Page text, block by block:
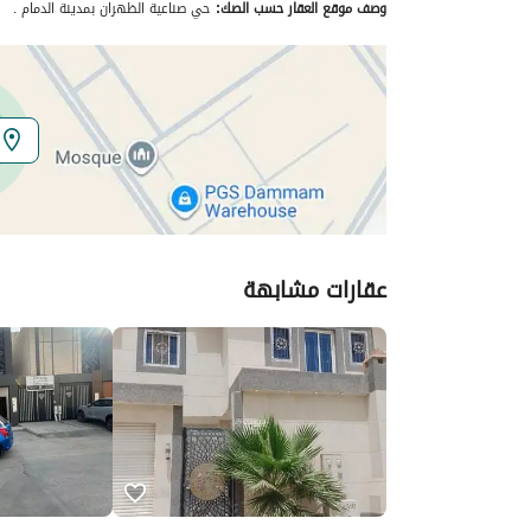
الموقع
المنطقة
المنطقة الشرقية
المدينة
الدمام
الحي
الصناعية الثانية
اسم الشارع
-
الرمز البريدي
تفاصيل العقار
نوع الإعلان
للإيجار
استخدام العقار
-
نوع العقار
مستودعات
وصف موقع العقار حسب الصك: حي صناعية الظهران بمدينة الدمام .
عقارات مشابهة